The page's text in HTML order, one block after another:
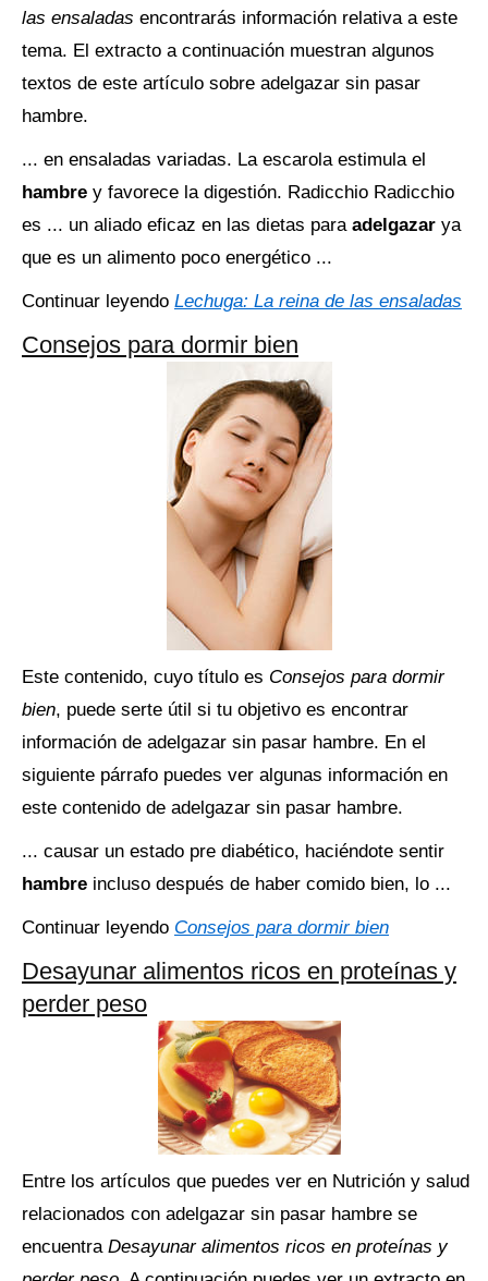
las ensaladas encontrarás información relativa a este
tema. El extracto a continuación muestran algunos
textos de este artículo sobre adelgazar sin pasar
hambre.
... en ensaladas variadas. La escarola estimula el
hambre y favorece la digestión. Radicchio Radicchio
es ... un aliado eficaz en las dietas para adelgazar ya
que es un alimento poco energético ...
Continuar leyendo Lechuga: La reina de las ensaladas
Consejos para dormir bien
Este contenido, cuyo título es Consejos para dormir
bien, puede serte útil si tu objetivo es encontrar
información de adelgazar sin pasar hambre. En el
siguiente párrafo puedes ver algunas información en
este contenido de adelgazar sin pasar hambre.
... causar un estado pre diabético, haciéndote sentir
hambre incluso después de haber comido bien, lo ...
Continuar leyendo Consejos para dormir bien
Desayunar alimentos ricos en proteínas y
perder peso
Entre los artículos que puedes ver en Nutrición y salud
relacionados con adelgazar sin pasar hambre se
encuentra Desayunar alimentos ricos en proteínas y